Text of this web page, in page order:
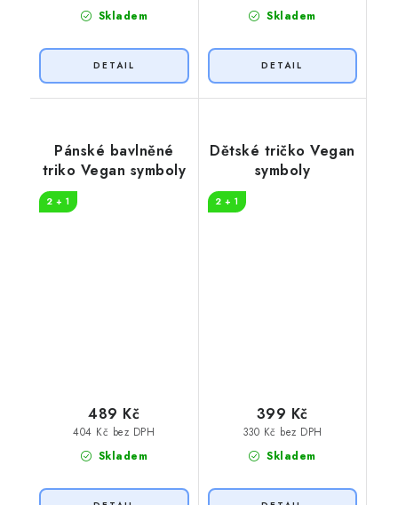
Skladem Skladem
Pánské bavlněné
triko Vegan symboly
2 + 1
Skladem
404 Kč bez DPH
489 Kč
Dětské tričko Vegan
symboly
2 + 1
Skladem
330 Kč bez DPH
399 Kč